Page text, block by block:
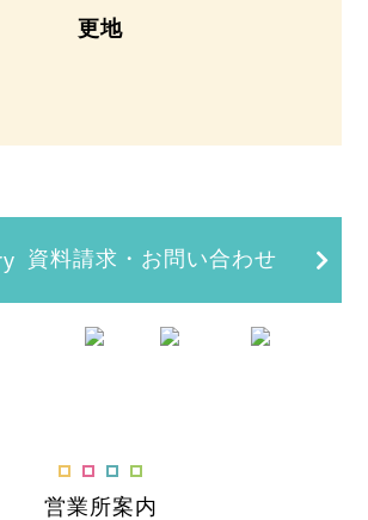
更地
資料請求・お問い合わせ
営業所案内